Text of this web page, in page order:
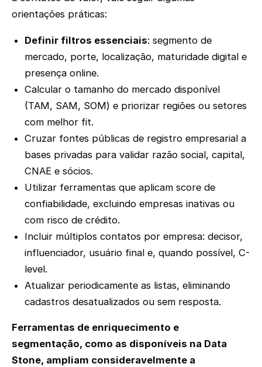
orientações práticas:
Definir filtros essenciais: segmento de
mercado, porte, localização, maturidade digital e
presença online.
Calcular o tamanho do mercado disponível
(TAM, SAM, SOM) e priorizar regiões ou setores
com melhor fit.
Cruzar fontes públicas de registro empresarial a
bases privadas para validar razão social, capital,
CNAE e sócios.
Utilizar ferramentas que aplicam score de
confiabilidade, excluindo empresas inativas ou
com risco de crédito.
Incluir múltiplos contatos por empresa: decisor,
influenciador, usuário final e, quando possível, C-
level.
Atualizar periodicamente as listas, eliminando
cadastros desatualizados ou sem resposta.
Ferramentas de enriquecimento e
segmentação, como as disponíveis na Data
Stone, ampliam consideravelmente a